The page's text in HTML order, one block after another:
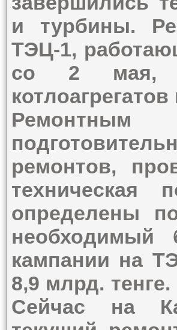
и турбины.
ТЭЦ-1,
со 2 мая, с
ремонтов,
техническая
определены
необходимый
кампании на
8,9 млрд. тенге.
Сейчас на